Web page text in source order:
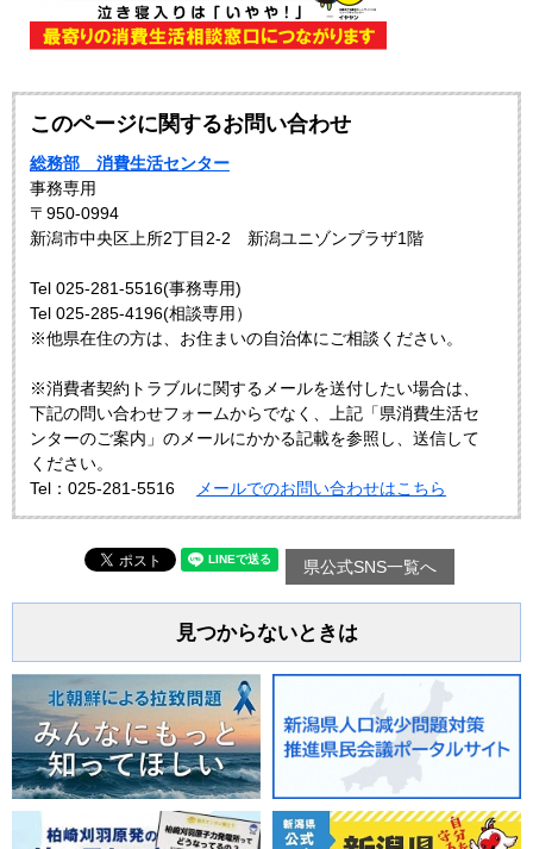
このページに関するお問い合わせ
総務部 消費生活センター
事務専用
〒950-0994
新潟市中央区上所2丁目2-2 新潟ユニゾンプラザ1階
Tel 025-281-5516(事務専用)
Tel 025-285-4196(相談専用）
※他県在住の方は、お住まいの自治体にご相談ください。
※消費者契約トラブルに関するメールを送付したい場合は、
下記の問い合わせフォームからでなく、上記「県消費生活セ
ンターのご案内」のメールにかかる記載を参照し、送信して
ください。
Tel：025-281-5516
メールでのお問い合わせはこちら
県公式SNS一覧へ
見つからないときは